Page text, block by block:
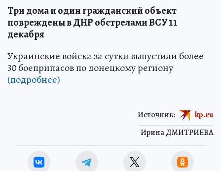
Три дома и один гражданский объект
повреждены в ДНР обстрелами ВСУ 11
декабря
Украинские войска за сутки выпустили более
30 боеприпасов по донецкому региону
(подробнее)
Ирина ДМИТРИЕВА
Источник: kp.ru